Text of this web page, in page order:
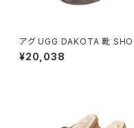
アグ UGG DAKOTA 靴 SHOE
S モカシン 1107949-PEWTE
R-6 レディース PEWTER 23.
¥20,038